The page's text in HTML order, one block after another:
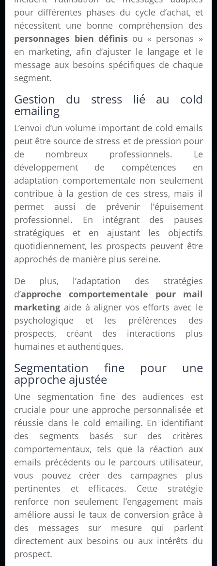
pour différentes phases du cycle d’achat, et
nécessitent une bonne compréhension des
personnages bien définisou « personas »
en marketing, afin d’ajuster le langage et le
message aux besoins spécifiques de chaque
segment.
Gestion du stress lié au cold
emailing
L’envoi d’un volume important de cold emails
peut être source de stress et de pression pour
de nombreux professionnels. Le
développement de compétences en
adaptation comportementale non seulement
contribue à la gestion de ces stress, mais il
permet aussi de prévenir l’épuisement
professionnel. En intégrant des pauses
stratégiques et en ajustant les objectifs
quotidiennement, les prospects peuvent être
approchés de manière plus sereine.
De plus, l’adaptation des stratégies
d’approche comportementale pour mail
marketing aide à aligner vos efforts avec le
psychologique et les préférences des
prospects, créant des interactions plus
humaines et authentiques.
Segmentation fine pour une
approche ajustée
Une segmentation fine des audiences est
cruciale pour une approche personnalisée et
réussie dans le cold emailing. En identifiant
des segments basés sur des critères
comportementaux, tels que la réaction aux
emails précédents ou le parcours utilisateur,
vous pouvez créer des campagnes plus
pertinentes et efficaces. Cette stratégie
renforce non seulement l’engagement mais
améliore aussi le taux de conversion grâce à
des messages sur mesure qui parlent
directement aux besoins ou aux intérêts du
prospect.